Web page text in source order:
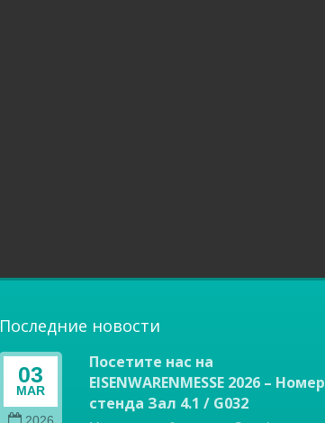
Последние новости
03
MAR
Посетите нас на
EISENWARENMESSE 2026 – Номер
стенда Зал 4.1 / G032